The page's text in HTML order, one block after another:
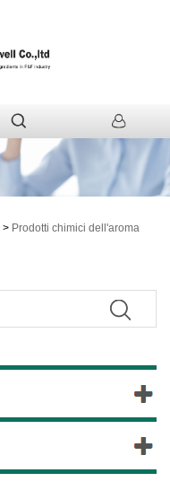
> Prodotti chimici dell'aroma